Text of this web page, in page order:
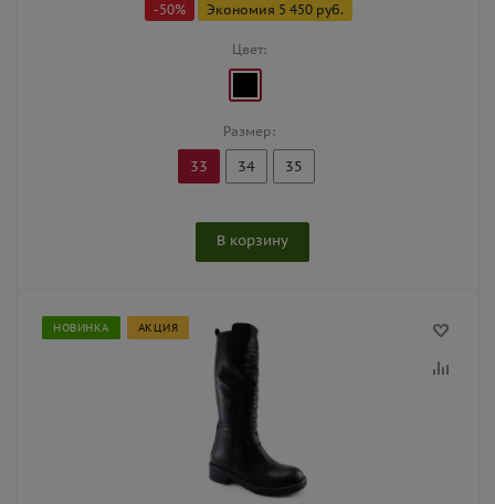
-50% Экономия 5 450 руб.
Цвет:
Размер:
33 34 35
В корзину
НОВИНКА АКЦИЯ